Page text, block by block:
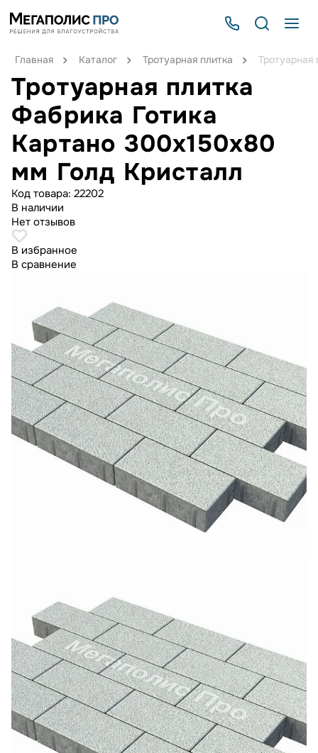
Главная Каталог Тротуарная плитка
Тротуарная плитка
Фабрика Готика
Картано 300х150х80
мм Голд Кристалл
Код товара: 22202
В наличии
Нет отзывов
В избранное
В сравнение